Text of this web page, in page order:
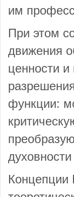
им
При этом
движения
ценности
функции: